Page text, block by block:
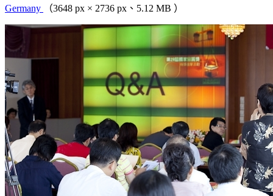
Germany
（3648 px × 2736 px、5.12 MB ）